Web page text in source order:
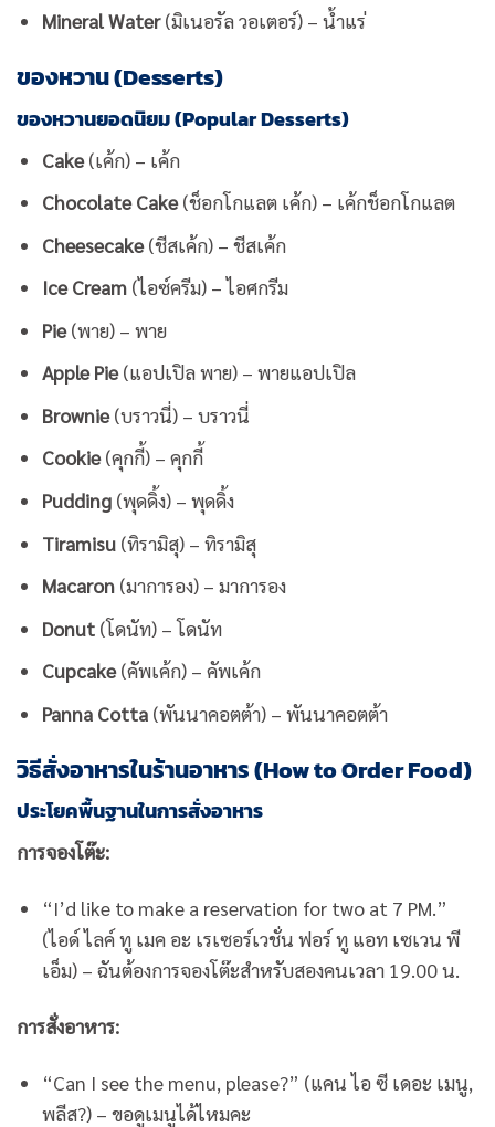
Mineral Water(มิเนอรัล วอเตอร์) – น้ำแร่
ของหวาน (Desserts)
ของหวานยอดนิยม (Popular Desserts)
Cake(เค้ก) – เค้ก
Chocolate Cake(ช็อกโกแลต เค้ก) – เค้กช็อกโกแลต
Cheesecake(ชีสเค้ก) – ชีสเค้ก
Ice Cream(ไอซ์ครีม) – ไอศกรีม
Pie(พาย) – พาย
Apple Pie(แอปเปิล พาย) – พายแอปเปิล
Brownie(บราวนี่) – บราวนี่
Cookie(คุกกี้) – คุกกี้
Pudding(พุดดิ้ง) – พุดดิ้ง
Tiramisu(ทิรามิสุ) – ทิรามิสุ
Macaron(มาการอง) – มาการอง
Donut(โดนัท) – โดนัท
Cupcake(คัพเค้ก) – คัพเค้ก
Panna Cotta(พันนาคอตต้า) – พันนาคอตต้า
วิธีสั่งอาหารในร้านอาหาร (How to Order Food)
ประโยคพื้นฐานในการสั่งอาหาร
การจองโต๊ะ:
“I’d like to make a reservation for two at 7 PM.”
(ไอด์ ไลค์ ทู เมค อะ เรเซอร์เวชั่น ฟอร์ ทู แอท เซเวน พี
เอ็ม) – ฉันต้องการจองโต๊ะสำหรับสองคนเวลา 19.00 น.
การสั่งอาหาร:
“Can I see the menu, please?” (แคน ไอ ซี เดอะ เมนู,
พลีส?) – ขอดูเมนูได้ไหมคะ